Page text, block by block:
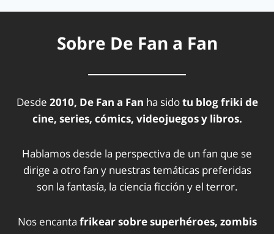
Sobre De Fan a Fan
Desde 2010, De Fan a Fan ha sidotu blog friki de
cine, series, cómics, videojuegos y libros.
Hablamos desde la perspectiva de un fan que se
dirige a otro fan y nuestras temáticas preferidas
son la fantasía, la ciencia ficción y el terror.
Nos encanta frikear sobre superhéroes, zombis